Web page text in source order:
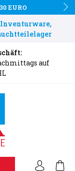
EURO
Inventurware,
auf